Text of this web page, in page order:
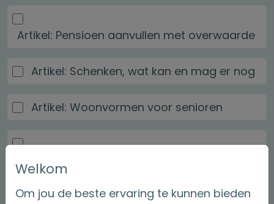
Artikel: Pensioen aanvullen met overwaarde
Artikel: Schenken, wat kan en mag er nog
Artikel: Woonvormen voor senioren
Artikel: Zelfstandig ouder worden, hoe
financiert u dit
Welkom
Om jou de beste ervaring te kunnen bieden